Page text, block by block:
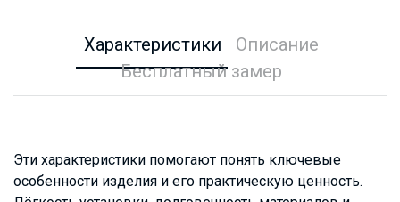
Характеристики
Описание
Бесплатный замер
Эти характеристики помогают понять ключевые
особенности изделия и его практическую ценность.